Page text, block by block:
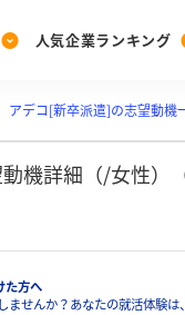
人気企業ランキング
を見る
特集
アデコ[新卒派遣]の志望動機
機詳細（/女性）（
た方へ
ませんか？あなたの就活体験